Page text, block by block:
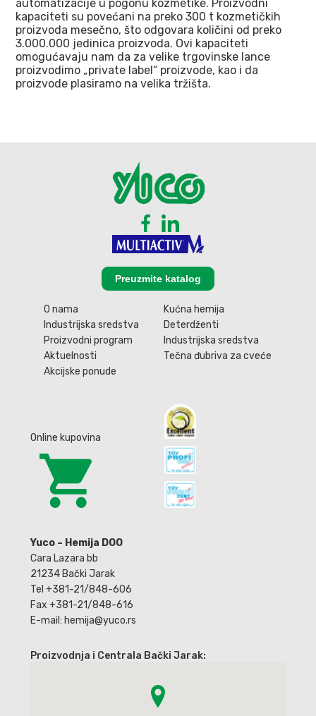
automatizacije u pogonu kozmetike. Proizvodni
kapaciteti su povećani na preko 300 t kozmetičkih
proizvoda mesečno, što odgovara količini od preko
3.000.000 jedinica proizvoda. Ovi kapaciteti
omogućavaju nam da za velike trgovinske lance
proizvodimo „private label“ proizvode, kao i da
proizvode plasiramo na velika tržišta.
O nama
Industrijska sredstva
Proizvodni program
Aktuelnosti
Akcijske ponude
Preuzmite katalog
Kućna hemija
Deterdženti
Industrijska sredstva
Tečna đubriva za cveće
Online kupovina
Yuco – Hemija DOO
Cara Lazara bb
21234 Bački Jarak
Tel +381-21/848-606
Fax +381-21/848-616
E-mail: hemija@yuco.rs
Proizvodnja i Centrala Bački Jarak: